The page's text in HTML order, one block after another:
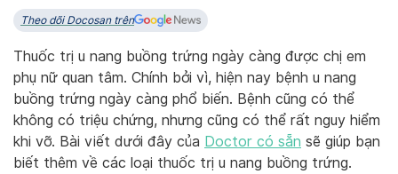
Theo dõi Docosan trên
Thuốc trị u nang buồng trứng ngày càng được chị em
phụ nữ quan tâm. Chính bởi vì, hiện nay bệnh u nang
buồng trứng ngày càng phổ biến. Bệnh cũng có thể
không có triệu chứng, nhưng cũng có thể rất nguy hiểm
khi vỡ. Bài viết dưới đây của Doctor có sẵn sẽ giúp bạn
biết thêm về các loại thuốc trị u nang buồng trứng.